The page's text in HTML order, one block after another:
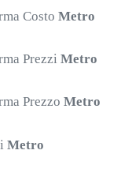
CostoMetro
PrezziMetro
PrezzoMetro
Metro